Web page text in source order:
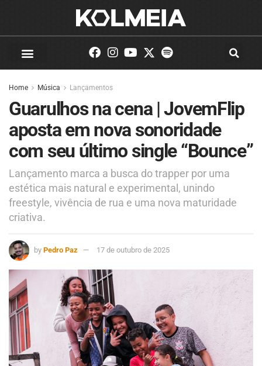
Home Música Lançamentos
Guarulhos na cena | JovemFlip
aposta em nova sonoridade
com seu último single “Bounce”
Lançamento marca a busca do trapper por uma
estética mais natural e experimental, unindo
freestyle, vivência de rua e uma nova maturidade
criativa.
by Pedro Paz 17 de outubro de 2025